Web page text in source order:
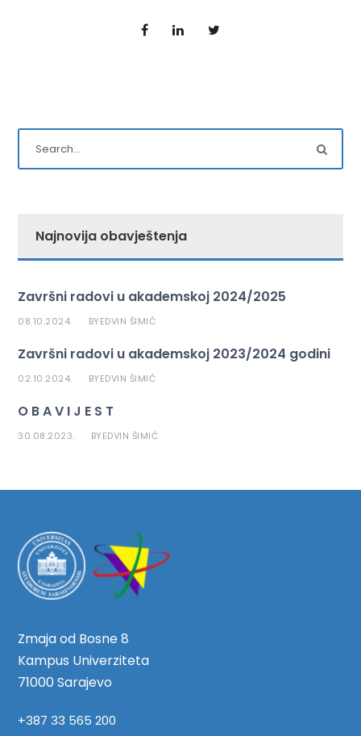
Najnovija obavještenja
Završni radovi u akademskoj 2024/2025
08.10.2024. BYEDVIN ŠIMIĆ
Završni radovi u akademskoj 2023/2024 godini
02.10.2024. BYEDVIN ŠIMIĆ
O B A V I J E S T
30.08.2023. BYEDVIN ŠIMIĆ
Zmaja od Bosne 8
Kampus Univerziteta
71000 Sarajevo
+387 33 565 200